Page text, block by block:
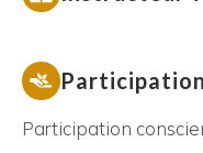
Participation
Participation